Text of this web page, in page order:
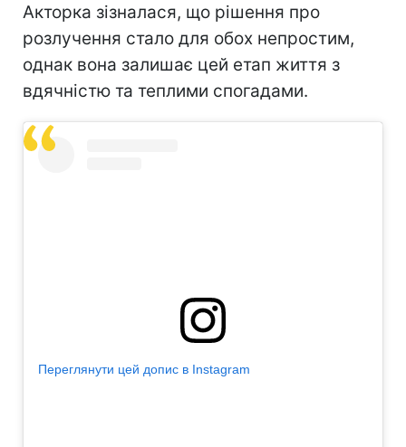
Акторка зізналася, що рішення про
розлучення стало для обох непростим,
однак вона залишає цей етап життя з
вдячністю та теплими спогадами.
Переглянути цей допис в Instagram